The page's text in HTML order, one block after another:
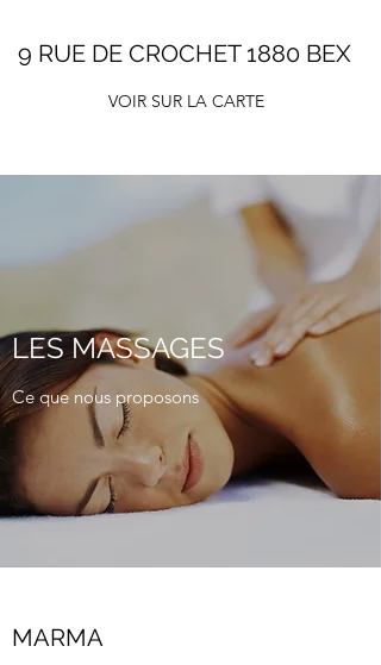
9 RUE DE CROCHET 1880 BEX
VOIR SUR LA CARTE
LES MASSAGES
Ce que nous proposons
MARMA